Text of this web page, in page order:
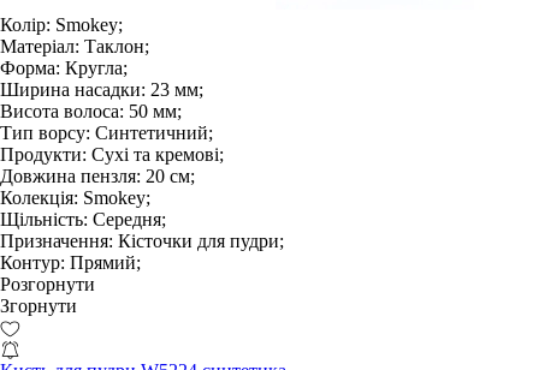
Колір: Smokey;
Матеріал: Таклон;
Форма: Кругла;
Ширина насадки: 23 мм;
Висота волоса: 50 мм;
Тип ворсу: Синтетичний;
Продукти: Сухі та кремові;
Довжина пензля: 20 см;
Колекція: Smokey;
Щільність: Середня;
Призначення: Кісточки для пудри;
Контур: Прямий;
Розгорнути
Згорнути